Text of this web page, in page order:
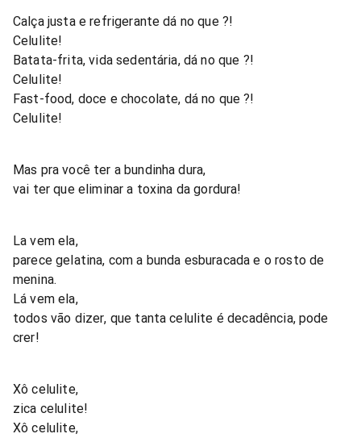
Calça justa e refrigerante dá no que ?!
Celulite!
Batata-frita, vida sedentária, dá no que ?!
Celulite!
Fast-food, doce e chocolate, dá no que ?!
Celulite!
Mas pra você ter a bundinha dura,
vai ter que eliminar a toxina da gordura!
La vem ela,
parece gelatina, com a bunda esburacada e o rosto de
menina.
Lá vem ela,
todos vão dizer, que tanta celulite é decadência, pode
crer!
Xô celulite,
zica celulite!
Xô celulite,